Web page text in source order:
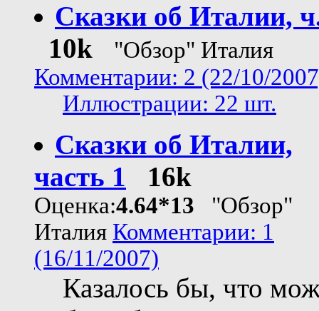
Сказки об Италии,
10k
"Обзор" Италия
Комментарии: 2 (22/10/
Иллюстрации: 22 шт.
Сказки об Италии,
часть 1
16k
Оценка:4.64*13 "Обзор"
Италия Комментарии: 1
(16/11/2007)
Казалось бы, что